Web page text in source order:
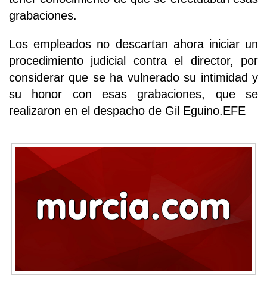
grabaciones.
Los empleados no descartan ahora iniciar un
procedimiento judicial contra el director, por
considerar que se ha vulnerado su intimidad y
su honor con esas grabaciones, que se
realizaron en el despacho de Gil Eguino.EFE